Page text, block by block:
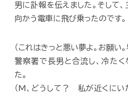
男に訃報を伝えました。そして
向かう電車に飛び乗ったのです。
（これはきっと悪い夢よ。お願い
警察署で長男と合流し、冷た
た。
（M、どうして？ 私が近くに